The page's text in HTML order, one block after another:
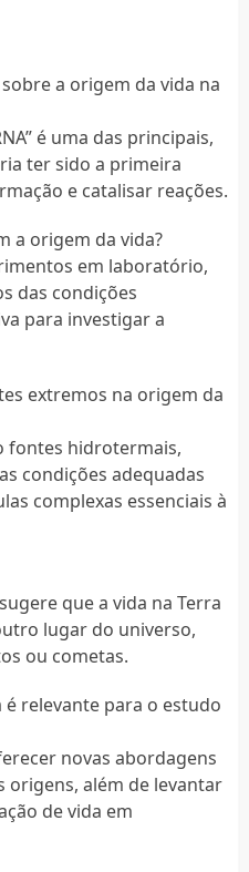
a origem da vida na
é uma das principais,
ter sido a primeira
e catalisar reações.
a origem da vida?
em laboratório,
das condições
para investigar a
extremos na origem da
fontes hidrotermais,
condições adequadas
complexas essenciais à
que a vida na Terra
lugar do universo,
ou cometas.
relevante para o estudo
novas abordagens
origens, além de levantar
de vida em